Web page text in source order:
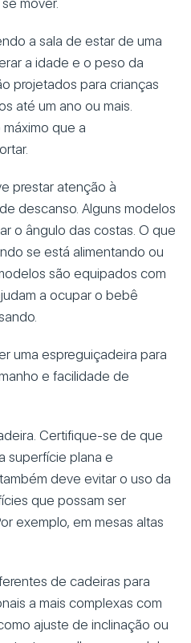
mover.
a sala de estar de uma
a idade e o peso da
projetados para crianças
até um ano ou mais.
que a
prestar atenção à
descanso. Alguns modelos
o ângulo das costas. O que
se está alimentando ou
são equipados com
a ocupar o bebê
uma espreguiçadeira para
e facilidade de
Certifique-se de que
superfície plana e
deve evitar o uso da
que possam ser
exemplo, em mesas altas
de cadeiras para
a mais complexas com
ajuste de inclinação ou